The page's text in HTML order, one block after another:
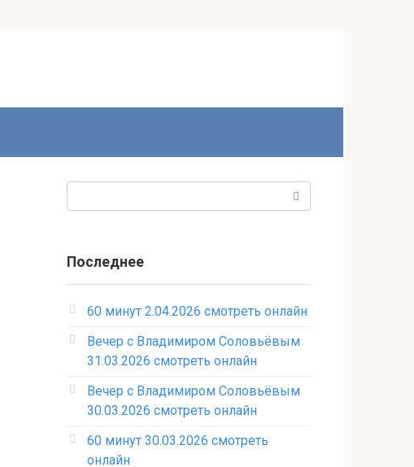
Последнее
60 минут 2.04.2026 смотреть онлайн
Вечер с Владимиром Соловьёвым
31.03.2026 смотреть онлайн
Вечер с Владимиром Соловьёвым
30.03.2026 смотреть онлайн
60 минут 30.03.2026 смотреть
онлайн